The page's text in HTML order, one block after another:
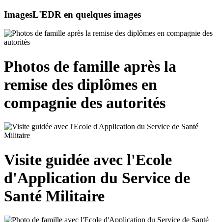
ImagesL'EDR en quelques images
Photos de famille après la
remise des diplômes en
compagnie des autorités
Visite guidée avec l'Ecole
d'Application du Service de
Santé Militaire